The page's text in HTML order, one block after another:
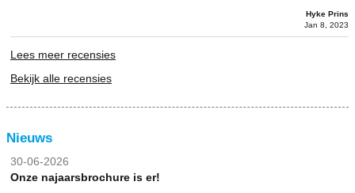
Hyke Prins
Jan 8, 2023
Lees meer recensies
Bekijk alle recensies
Nieuws
30-06-2026
Onze najaarsbrochure is er!